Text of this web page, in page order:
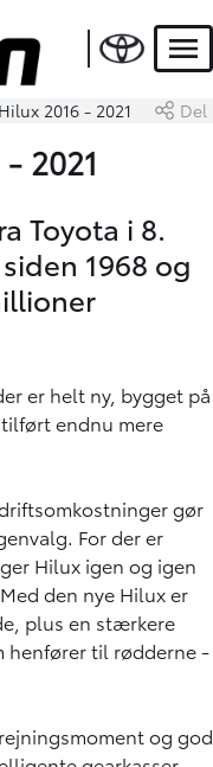
Hilux 2016 - 2021 Del
2021
Toyota i 8.
1968 og
er helt ny, bygget på
endnu mere
gør
For der er
Hilux igen og igen
den nye Hilux er
plus en stærkere
henfører til rødderne -
og god